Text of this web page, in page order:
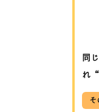
同
れ“
ま
×湿
そ